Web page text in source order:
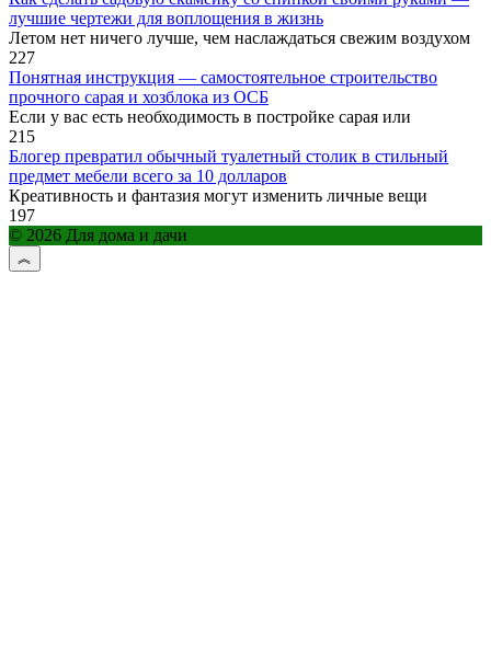
лучшие чертежи для воплощения в жизнь
Летом нет ничего лучше, чем наслаждаться свежим воздухом
227
Понятная инструкция — самостоятельное строительство
прочного сарая и хозблока из ОСБ
Если у вас есть необходимость в постройке сарая или
215
Блогер превратил обычный туалетный столик в стильный
предмет мебели всего за 10 долларов
Креативность и фантазия могут изменить личные вещи
197
© 2026 Для дома и дачи